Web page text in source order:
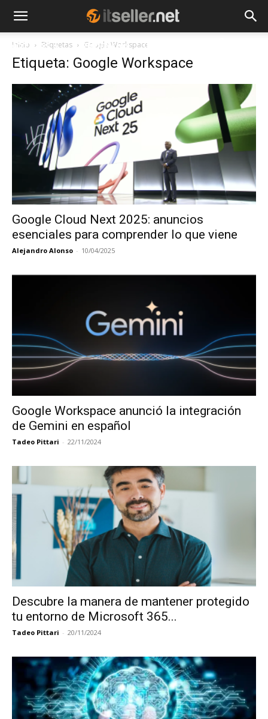
NOTICIAS TENDENCIAS EMPRESAS
Inicio Etiquetas Google Workspace
Etiqueta: Google Workspace
Google Cloud Next 2025: anuncios
esenciales para comprender lo que viene
Alejandro Alonso - 10/04/2025
Google Workspace anunció la integración
de Gemini en español
Tadeo Pittari - 22/11/2024
Descubre la manera de mantener protegido
tu entorno de Microsoft 365...
Tadeo Pittari - 20/11/2024